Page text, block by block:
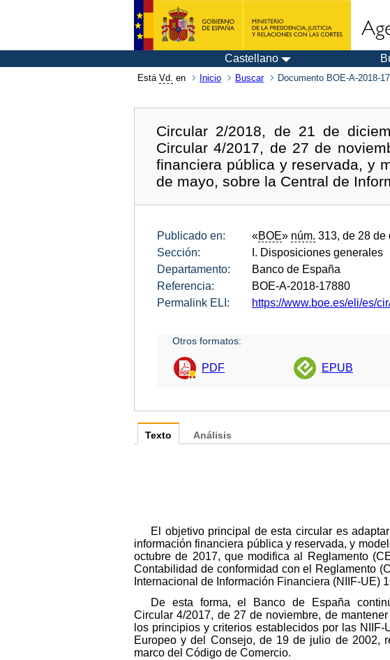
Castellano
Está Vd. en Inicio Buscar Documento BOE-A-2018-
Circular 2/2018, de 21 de
Circular 4/2017, de 27 de
financiera pública y reservada, y
de mayo, sobre la Central de
Publicado en: «BOE» núm. 313, de 28 de
Sección:
I. Disposiciones generales
Departamento:
Banco de España
Referencia:
BOE-A-2018-17880
Permalink ELI:
https://www.boe.es/eli/es/
Otros formatos:
PDF EPUB
Texto
El objetivo principal de esta circular es
información financiera pública y reservada, y
octubre de 2017, que modifica al Reglamento
Contabilidad de conformidad con el Reglamento
Internacional de Información Financiera (NIIF-UE)
De esta forma, el Banco de España
Circular 4/2017, de 27 de noviembre, de
los principios y criterios establecidos por las
Europeo y del Consejo, de 19 de julio de 2002,
marco del Código de Comercio.
Análisis